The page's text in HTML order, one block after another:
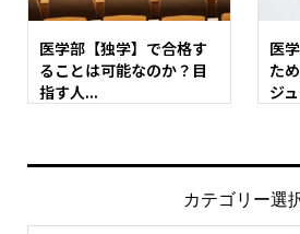
医学部【独学】で合格す
ることは可能なのか？目
指す人...
医
た
ジ
カテゴリー選